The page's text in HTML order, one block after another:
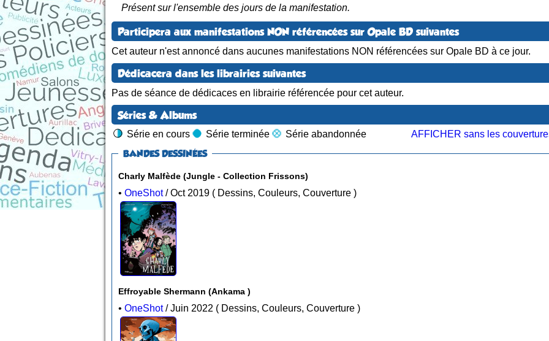
Présent sur l'ensemble des jours de la manifestation.
Participera aux manifestations NON référencées sur Opale BD suivantes
Cet auteur n'est annoncé dans aucunes manifestations NON référencées sur Opale BD à ce jour.
Dédicacera dans les librairies suivantes
Pas de séance de dédicaces en librairie référencée pour cet auteur.
Séries & Albums
Série en cours Série terminée Série abandonnée
AFFICHER sans les
BANDES DESSINÉES
Charly Malfède (Jungle - Collection Frissons)
• OneShot / Oct 2019 ( Dessins, Couleurs, Couverture )
Effroyable Shermann (Ankama )
• OneShot / Juin 2022 ( Dessins, Couleurs, Couverture )